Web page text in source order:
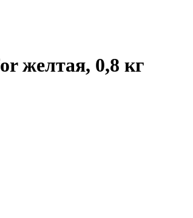
желтая, 0,8 кг